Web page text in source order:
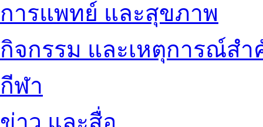
การแพทย์ และสุขภาพ
กิจกรรม และเหตุการณ์ส
กีฬา